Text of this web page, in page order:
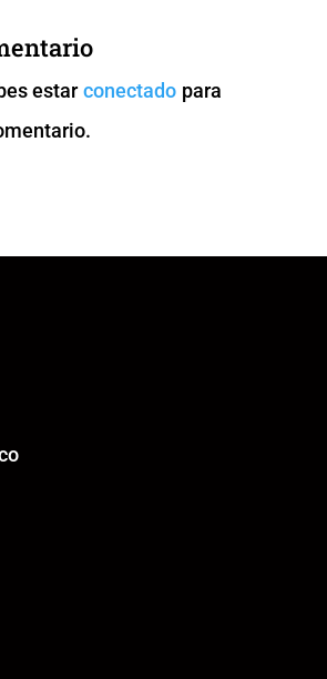
A
p
p k
er
estarconectado para